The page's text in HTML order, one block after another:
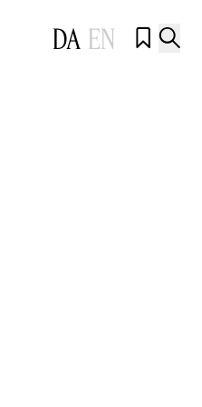
DA EN  